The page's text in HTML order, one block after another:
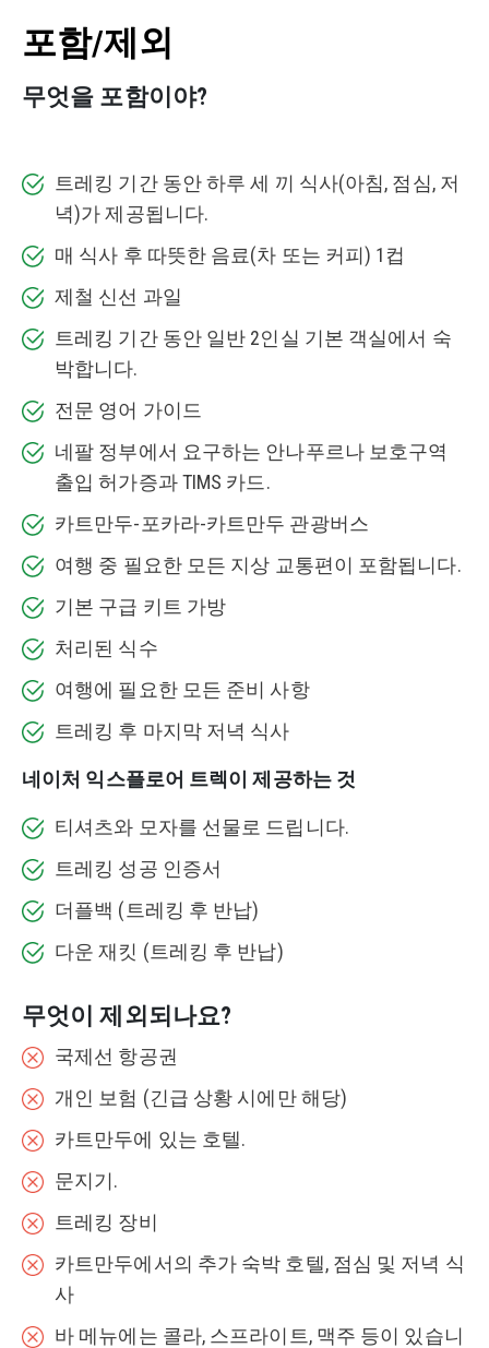
포함/제외
무엇을 포함이야?
트레킹 기간 동안 하루 세 끼 식사(아침, 점심, 저
녁)가 제공됩니다.
매 식사 후 따뜻한 음료(차 또는 커피) 1컵
제철 신선 과일
트레킹 기간 동안 일반 2인실 기본 객실에서 숙
박합니다.
전문 영어 가이드
네팔 정부에서 요구하는 안나푸르나 보호구역
출입 허가증과 TIMS 카드.
카트만두-포카라-카트만두 관광버스
여행 중 필요한 모든 지상 교통편이 포함됩니다.
기본 구급 키트 가방
처리된 식수
여행에 필요한 모든 준비 사항
트레킹 후 마지막 저녁 식사
네이처 익스플로어 트렉이 제공하는 것
티셔츠와 모자를 선물로 드립니다.
트레킹 성공 인증서
더플백 (트레킹 후 반납)
다운 재킷 (트레킹 후 반납)
무엇이 제외되나요?
국제선 항공권
개인 보험 (긴급 상황 시에만 해당)
카트만두에 있는 호텔.
문지기.
트레킹 장비
카트만두에서의 추가 숙박 호텔, 점심 및 저녁 식
사
바 메뉴에는 콜라, 스프라이트, 맥주 등이 있습니